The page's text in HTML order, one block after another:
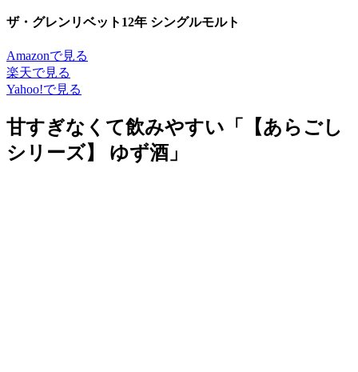
ザ・グレンリベット12年 シングルモルト
Amazonで見る
楽天で見る
Yahoo!で見る
甘すぎなくて飲みやすい「【あらごし
シリーズ】 ゆず酒」